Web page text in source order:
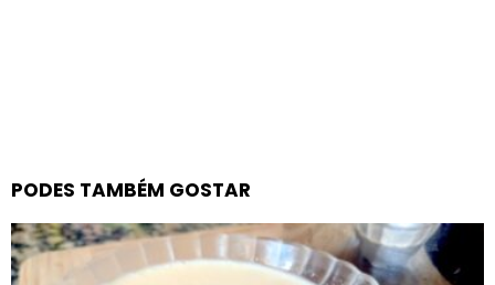
PODES TAMBÉM GOSTAR